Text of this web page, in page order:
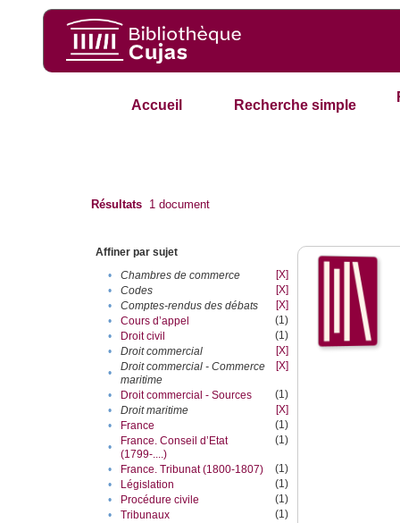
Accueil Recherche simple
Résultats 1 document
Affiner par sujet
•
Chambres de commerce
[X]
•
Codes
[X]
•
Comptes-rendus des débats
[X]
•
Cours d’appel
(1)
•
Droit civil
(1)
•
Droit commercial
[X]
•
Droit commercial - Commerce
maritime
[X]
• Droit commercial - Sources
(1)
•
Droit maritime
[X]
•
France
(1)
•
France. Conseil d’Etat
(1799-....)
(1)
• France. Tribunat (1800-1807)
(1)
•
Législation
(1)
•
Procédure civile
(1)
•
Tribunaux
(1)